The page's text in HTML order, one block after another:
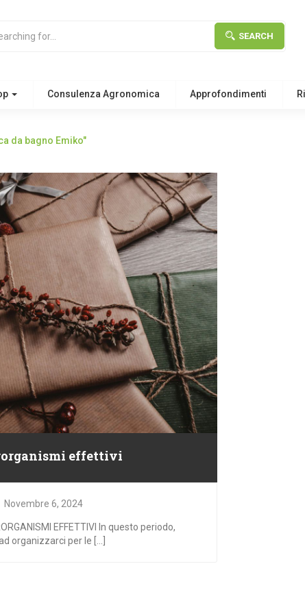
SEARCH
Consulenza Agronomica Approfondimenti
da bagno Emiko"
effettivi
Posted
on
Novembre 6, 2024
EFFETTIVI In questo periodo,
organizzarci per le [...]